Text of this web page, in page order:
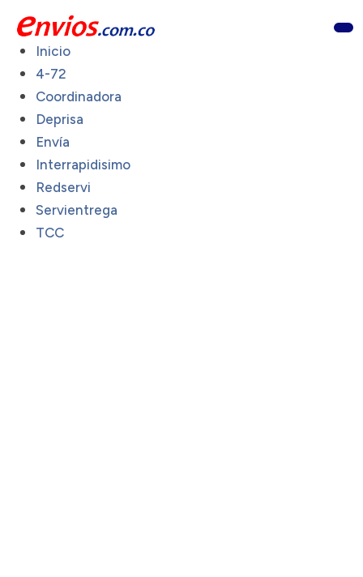
Inicio
4-72
Coordinadora
Deprisa
Envía
Interrapidisimo
Redservi
Servientrega
TCC